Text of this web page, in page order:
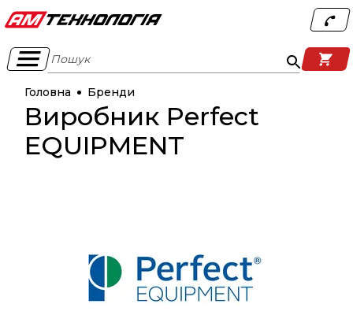
Пошук
Головна Бренди
Виробник Perfect
EQUIPMENT